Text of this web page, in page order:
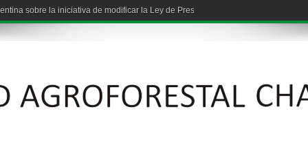
sobre la iniciativa de modificar la Ley de Presupuestos Mínimos de
entre grandes capitales y los estados provinciales